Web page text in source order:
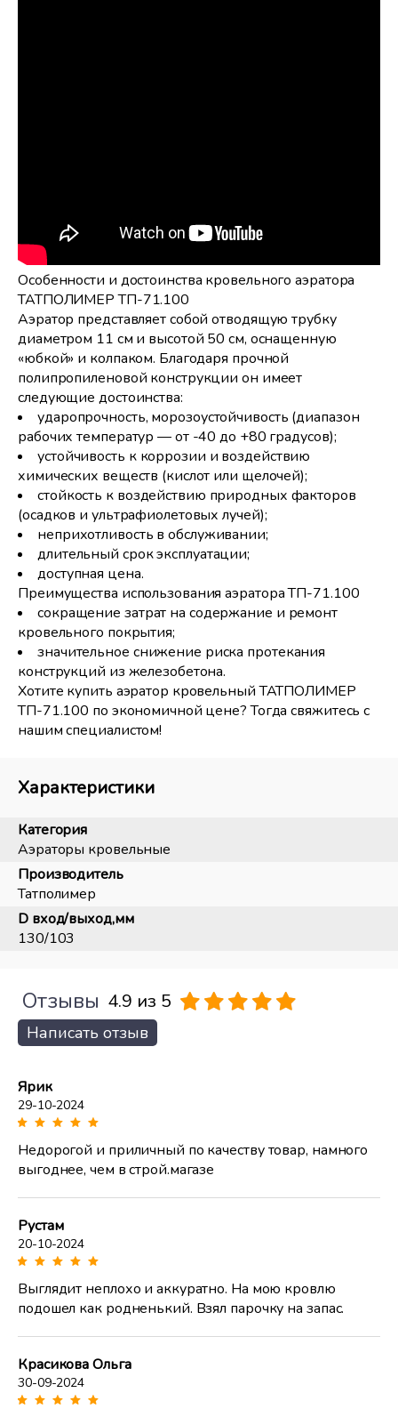
Особенности и достоинства кровельного аэратора
ТАТПОЛИМЕР ТП-71.100
Аэратор представляет собой отводящую трубку
диаметром 11 см и высотой 50 см, оснащенную
«юбкой» и колпаком. Благодаря прочной
полипропиленовой конструкции он имеет
следующие достоинства:
ударопрочность, морозоустойчивость (диапазон
рабочих температур — от -40 до +80 градусов);
устойчивость к коррозии и воздействию
химических веществ (кислот или щелочей);
стойкость к воздействию природных факторов
(осадков и ультрафиолетовых лучей);
неприхотливость в обслуживании;
длительный срок эксплуатации;
доступная цена.
Преимущества использования аэратора ТП-71.100
сокращение затрат на содержание и ремонт
кровельного покрытия;
значительное снижение риска протекания
конструкций из железобетона.
Хотите купить аэратор кровельный ТАТПОЛИМЕР
ТП-71.100 по экономичной цене? Тогда свяжитесь с
нашим специалистом!
Характеристики
Категория
Аэраторы кровельные
Производитель
Татполимер
D вход/выход,мм
130/103
Отзывы 4.9 из 5
Написать отзыв
Ярик
29-10-2024
Недорогой и приличный по качеству товар, намного
выгоднее, чем в строй.магазе
Рустам
20-10-2024
Выглядит неплохо и аккуратно. На мою кровлю
подошел как родненький. Взял парочку на запас.
Красикова Ольга
30-09-2024